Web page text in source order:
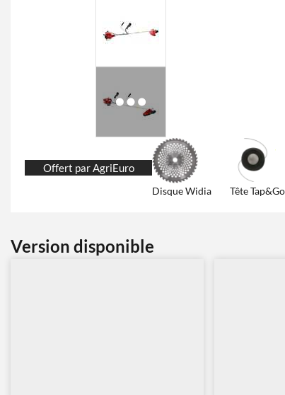
Offert par AgriEuro
Disque Widia
Version disponible